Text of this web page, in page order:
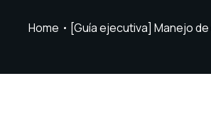
Home [Guía ejecutiva] Manejo